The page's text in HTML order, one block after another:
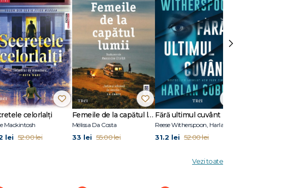
the Dark (2019) a fost
celorlalți
Mackintosh
lei 52.00 lei
Femeile de la capătul lumii
Mélissa Da Costa
33 lei 55.00 lei
Fără ultimul cuvânt
31.2 lei 52.00 lei
›
Vezi toate